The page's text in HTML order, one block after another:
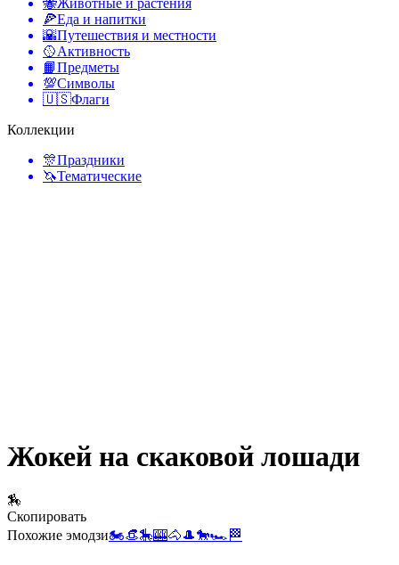
🐝Животные и растения
🍕Еда и напитки
🌇Путешествия и местности
🥎Активность
📙Предметы
💯Символы
🇺🇸Флаги
Коллекции
🎊Праздники
🦄Тематические
Жокей на скаковой лошади
🏇
Скопировать
Похожие эмодзи🏍️👒🎠🎰🐴🎩🐎🏎️ 🏁